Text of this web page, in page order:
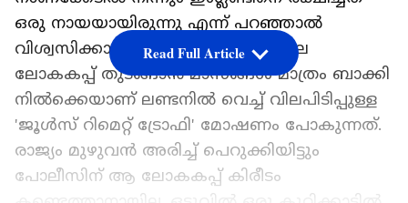
ഒരു നായയായിരുന്നു എന്ന് പറഞ്ഞാൽ
വിശ്വസിക്കാൻ കഴിയുമോ? 1966 -ലെ
ലോകകപ്പ് തുടങ്ങാൻ മാസങ്ങൾ മാത്രം ബാക്കി
നിൽക്കെയാണ് ലണ്ടനിൽ വെച്ച് വിലപിടിപ്പുള്ള
'ജൂൾസ് റിമെറ്റ് ട്രോഫി' മോഷണം പോകുന്നത്.
രാജ്യം മുഴുവൻ അരിച്ച് പെറുക്കിയിട്ടും
പോലീസിന് ആ ലോകകപ്പ് കിരീടം
Read Full Article